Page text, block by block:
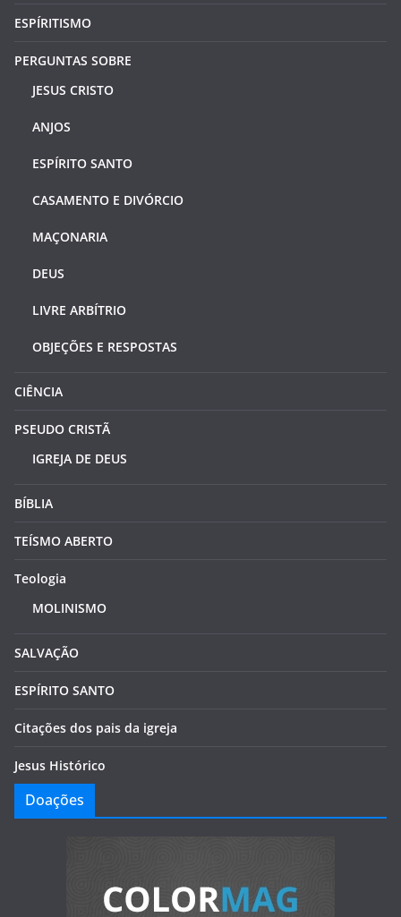
ESPÍRITISMO
PERGUNTAS SOBRE
JESUS CRISTO
ANJOS
ESPÍRITO SANTO
CASAMENTO E DIVÓRCIO
MAÇONARIA
DEUS
LIVRE ARBÍTRIO
OBJEÇÕES E RESPOSTAS
CIÊNCIA
PSEUDO CRISTÃ
IGREJA DE DEUS
BÍBLIA
TEÍSMO ABERTO
Teologia
MOLINISMO
SALVAÇÃO
ESPÍRITO SANTO
Citações dos pais da igreja
Jesus Histórico
Doações